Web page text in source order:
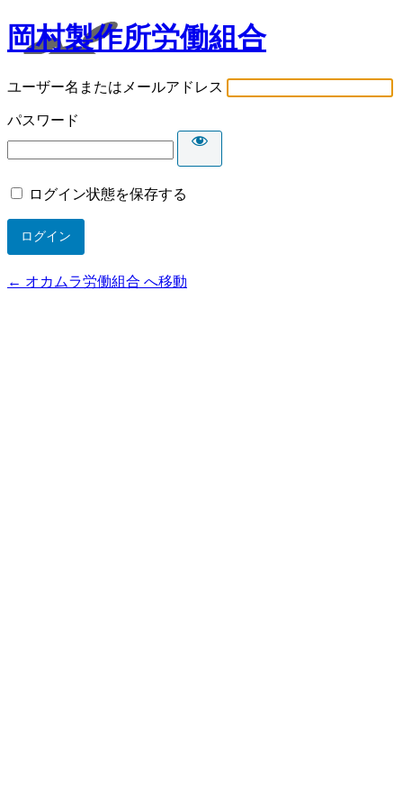
岡村製作所労働組合
ユーザー名またはメールアドレス
パスワード
ログイン状態を保存する
← オカムラ労働組合 へ移動